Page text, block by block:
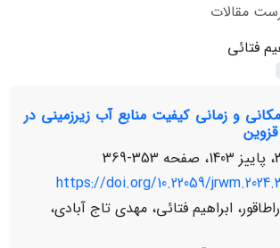
مقالات
فتائی
مکانی و زمانی کیفیت منابع آب زیرزمینی در
353-369
https://doi.org/10.22059/
ابراهیم فتائی، مهدی تاج آبادی،